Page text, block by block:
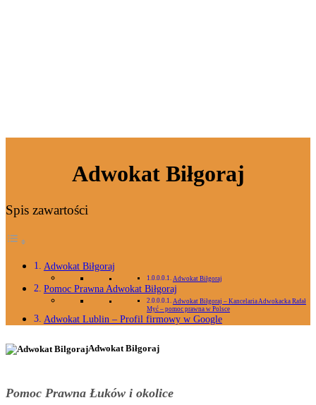
Adwokat Biłgoraj
Spis zawartości
Adwokat Biłgoraj
Adwokat Biłgoraj
Pomoc Prawna Adwokat Biłgoraj
Adwokat Biłgoraj – Kancelaria Adwokacka Rafał
Myć – pomoc prawna w Polsce
Adwokat Lublin – Profil firmowy w Google
Adwokat Biłgoraj
Pomoc Prawna Łuków i okolice